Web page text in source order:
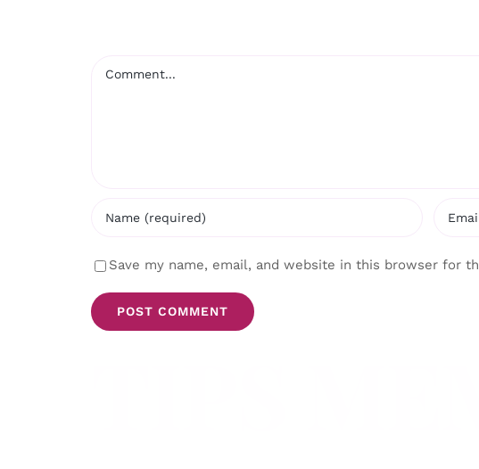
Save my name, email, and website in this browser for